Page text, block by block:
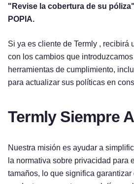
Pruébelo
"Revise la cobertura de su
POPIA.
Si ya es cliente de Termly , recibirá
con los cambios que
herramientas de cumplimiento,
para actualizar sus políticas en
Termly Siempre
Nuestra misión es ayudar a
la normativa sobre privacidad para
tamaños, lo que significa garantizar